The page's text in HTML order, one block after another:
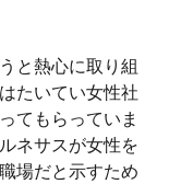
と熱心に取り組
たいてい女性社
てもらっていま
ネサスが女性を
場だと示すため